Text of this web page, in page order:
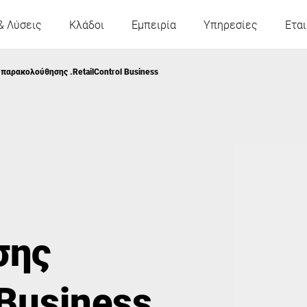
Λύσεις Κλάδοι Εμπειρία Υπηρεσίες
Πολωνία
παρακολούθησης .RetailControl Business